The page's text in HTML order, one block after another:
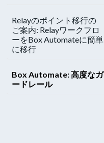
Relayのポイント移行の
ご案内: Relayワークフロ
ーをBox Automateに簡単
に移行
Box Automate: 高度なガ
ードレール